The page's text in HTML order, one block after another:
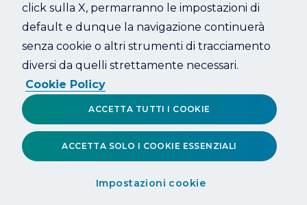
click sulla X, permarranno le impostazioni di
default e dunque la navigazione continuerà
senza cookie o altri strumenti di tracciamento
diversi da quelli strettamente necessari.
Cookie Policy
Impostazioni cookie
ACCETTA SOLO I COOKIE ESSENZIALI
ACCETTA TUTTI I COOKIE